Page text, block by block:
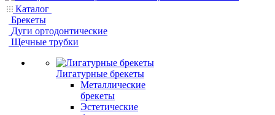
Каталог
Брекеты
Дуги ортодонтические
Щечные трубки
Лигатурные брекеты
Металлические
брекеты
Эстетические